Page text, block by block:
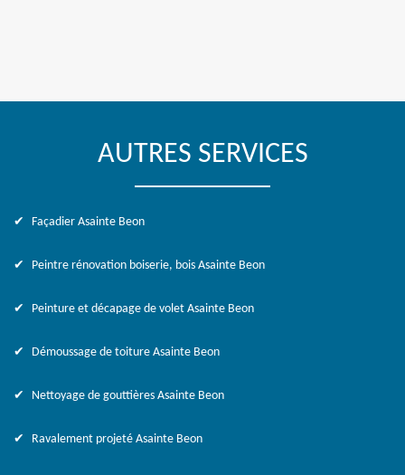
AUTRES SERVICES
Façadier Asainte Beon
Peintre rénovation boiserie, bois Asainte Beon
Peinture et décapage de volet Asainte Beon
Démoussage de toiture Asainte Beon
Nettoyage de gouttières Asainte Beon
Ravalement projeté Asainte Beon